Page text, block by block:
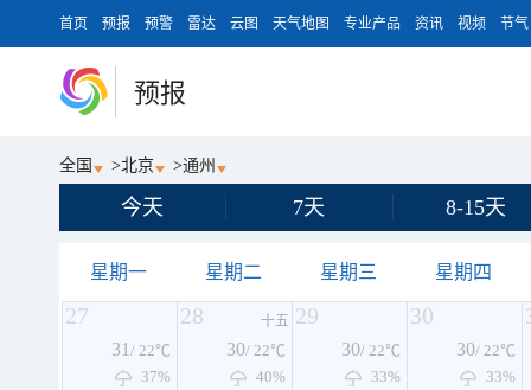
首页 预报 预警 雷达 云图 天气地图 专业产品 资讯 视频 节气
预报
全国 >北京 >通州
今天 7天 8-15天
星期一 星期二 星期三 星期四
27
31 / 22℃
37%
28 十五
30/ 22℃
40%
29
30/ 22℃
33%
30
30/ 22℃
33%